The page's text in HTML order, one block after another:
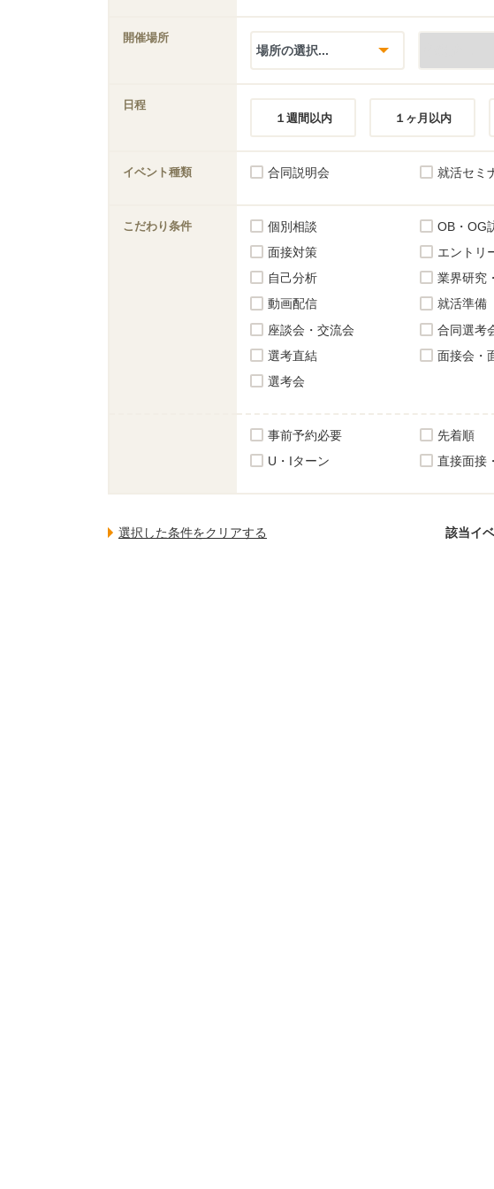
開催場所
日程
１週間以内
１ヶ月以内
イベント種類 合同説明会 就活セミ
こだわり条件 個別相談 OB・OG
面接対策
エントリ
自己分析
業界研究
動画配信
就活準備
座談会・交流会
合同選考
選考直結
面接会・
選考会
事前予約必要 先着順
U・Iターン
直接面接
該当イ